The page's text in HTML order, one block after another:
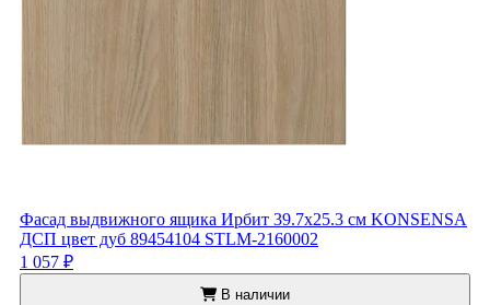
Фасад выдвижного ящика Ирбит 39.7x25.3 см KONSENSA
ДСП цвет дуб 89454104 STLM-2160002
1 057 ₽
В наличии